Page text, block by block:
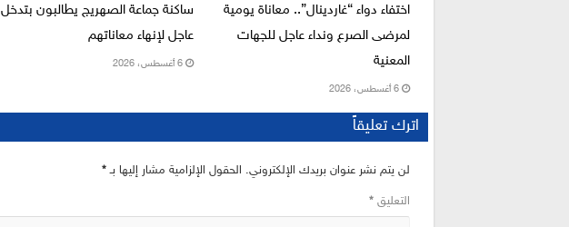
اختفاء دواء “غاردينال”.. معاناة يومية
لمرضى الصرع ونداء عاجل للجهات
المعنية
6 أغسطس، 2026
ساكنة جماعة الصهريج يطالبون بتدخل
عاجل لإنهاء معاناتهم
6 أغسطس، 2026
اترك تعليقاً
لن يتم نشر عنوان بريدك الإلكتروني. الحقول الإلزامية مشار إليها بـ*
التعليق*